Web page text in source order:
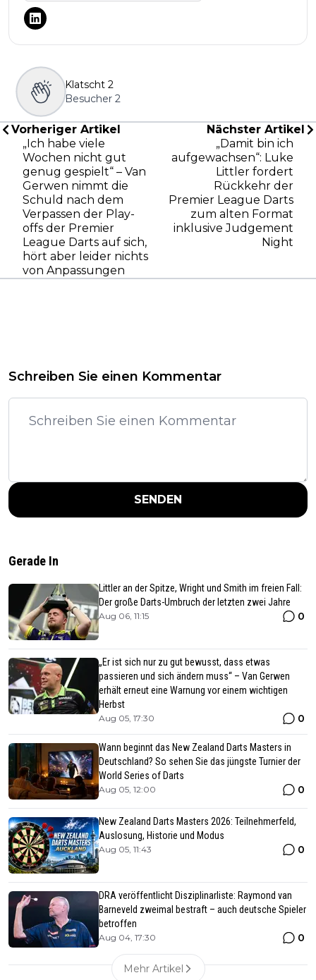
Klatscht 2
Besucher 2
Vorheriger Artikel
„Ich habe viele
Wochen nicht gut
genug gespielt“ – Van
Gerwen nimmt die
Schuld nach dem
Verpassen der Play-
offs der Premier
League Darts auf sich,
hört aber leider nichts
von Anpassungen
Nächster Artikel
„Damit bin ich
aufgewachsen“: Luke
Littler fordert
Rückkehr der
Premier League Darts
zum alten Format
inklusive Judgement
Night
Schreiben Sie einen Kommentar
SENDEN
Gerade In
Littler an der Spitze, Wright und Smith im freien Fall:
Der große Darts-Umbruch der letzten zwei Jahre
Aug 06, 11:15 0
„Er ist sich nur zu gut bewusst, dass etwas
passieren und sich ändern muss“ – Van Gerwen
erhält erneut eine Warnung vor einem wichtigen
Herbst
Aug 05, 17:30 0
Wann beginnt das New Zealand Darts Masters in
Deutschland? So sehen Sie das jüngste Turnier der
World Series of Darts
Aug 05, 12:00 0
New Zealand Darts Masters 2026: Teilnehmerfeld,
Auslosung, Historie und Modus
Aug 05, 11:43 0
DRA veröffentlicht Disziplinarliste: Raymond van
Barneveld zweimal bestraft – auch deutsche Spieler
betroffen
Aug 04, 17:30 0
Mehr Artikel